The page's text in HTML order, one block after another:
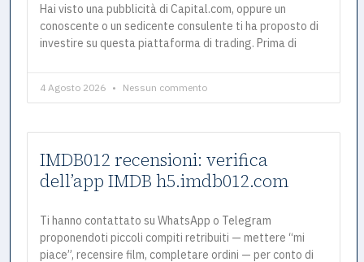
Hai visto una pubblicità di Capital.com, oppure un
conoscente o un sedicente consulente ti ha proposto di
investire su questa piattaforma di trading. Prima di
4 Agosto 2026 Nessun commento
IMDB012 recensioni: verifica
dell’app IMDB h5.imdb012.com
Ti hanno contattato su WhatsApp o Telegram
proponendoti piccoli compiti retribuiti — mettere “mi
piace”, recensire film, completare ordini — per conto di